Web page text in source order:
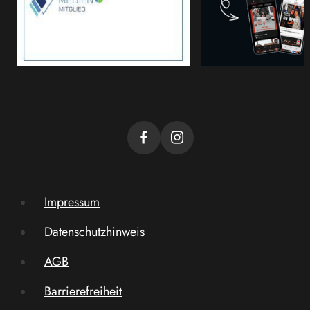
Impressum
Datenschutzhinweis
AGB
Barrierefreiheit